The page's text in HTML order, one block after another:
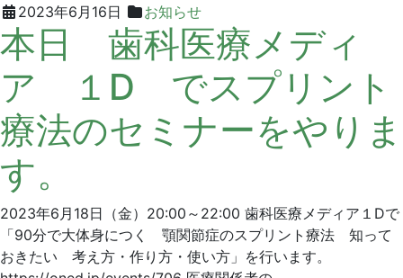
ニ
ッ
ク
2023年6月16日 お知らせ2023
年
6
月
16
日
グ
リ
ー
ン
デ
ン
タ
リ
ニ
ッ
ク
本日 歯科医療メディ
ア １D でスプリント
療法のセミナーをやりま
す。
2023年6月18日（金）20:00～22:00 歯科医療メディア１Dで
「90分で大体身につく 顎関節症のスプリント療法 知って
おきたい 考え方・作り方・使い方」を行います。